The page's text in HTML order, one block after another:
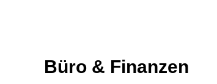
Büro & Finanzen